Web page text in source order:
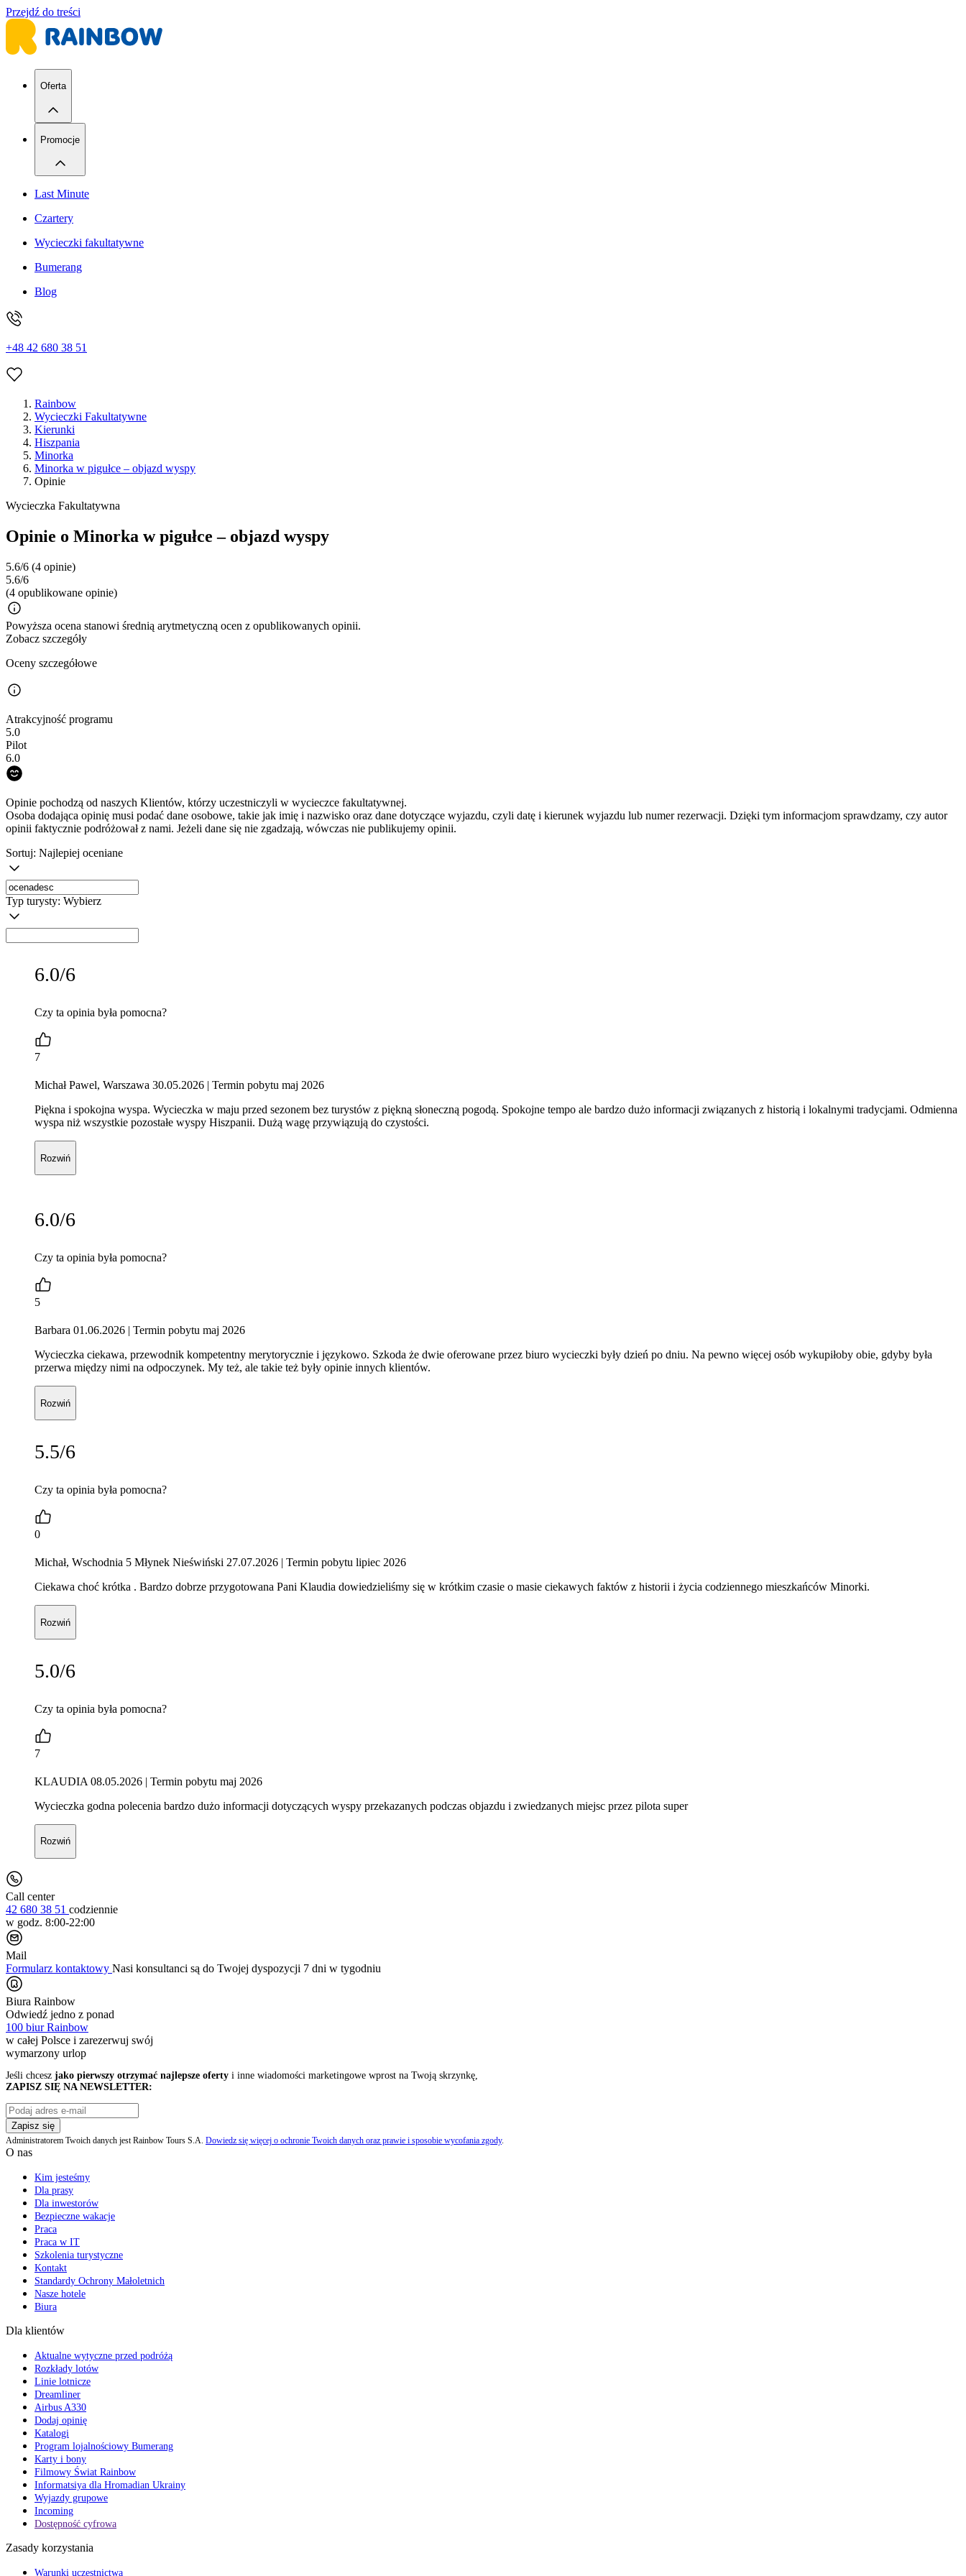
Przejdź do treści
Oferta
Promocje
Last Minute
Czartery
Wycieczki fakultatywne
Bumerang
Blog
+48 42 680 38 51
Rainbow
Wycieczki Fakultatywne
Kierunki
Hiszpania
Minorka
Minorka w pigułce – objazd wyspy
Opinie
Wycieczka Fakultatywna
Opinie o Minorka w pigułce – objazd wyspy
5.6/6 (4 opinie)
5.6/6
(4 opublikowane opinie)
Powyższa ocena stanowi średnią arytmetyczną ocen z opublikowanych opinii.
Zobacz szczegóły
Oceny szczegółowe
Atrakcyjność programu
5.0
Pilot
6.0
Opinie pochodzą od naszych Klientów, którzy uczestniczyli w wycieczce fakultatywnej.
Osoba dodająca opinię musi podać dane osobowe, takie jak imię i nazwisko oraz dane dotyczące wyjazdu, czyli datę i kierunek wyjazdu lub numer rezerwacji. Dzięki tym informacjom sprawdzamy, czy autor
opinii faktycznie podróżował z nami. Jeżeli dane się nie zgadzają, wówczas nie publikujemy opinii.
Sortuj: Najlepiej oceniane
Typ turysty: Wybierz
6.0/6
Czy ta opinia była pomocna?
7
Michał Pawel, Warszawa 30.05.2026 | Termin pobytu maj 2026
Piękna i spokojna wyspa. Wycieczka w maju przed sezonem bez turystów z piękną słoneczną pogodą. Spokojne tempo ale bardzo dużo informacji związanych z historią i lokalnymi tradycjami. Odmienna
wyspa niż wszystkie pozostałe wyspy Hiszpanii. Dużą wagę przywiązują do czystości.
Rozwiń
6.0/6
Czy ta opinia była pomocna?
5
Barbara 01.06.2026 | Termin pobytu maj 2026
Wycieczka ciekawa, przewodnik kompetentny merytorycznie i językowo. Szkoda że dwie oferowane przez biuro wycieczki były dzień po dniu. Na pewno więcej osób wykupiłoby obie, gdyby była
przerwa między nimi na odpoczynek. My też, ale takie też były opinie innych klientów.
Rozwiń
5.5/6
Czy ta opinia była pomocna?
0
Michał, Wschodnia 5 Młynek Nieświński 27.07.2026 | Termin pobytu lipiec 2026
Ciekawa choć krótka . Bardzo dobrze przygotowana Pani Klaudia dowiedzieliśmy się w krótkim czasie o masie ciekawych faktów z historii i życia codziennego mieszkańców Minorki.
Rozwiń
5.0/6
Czy ta opinia była pomocna?
7
KLAUDIA 08.05.2026 | Termin pobytu maj 2026
Wycieczka godna polecenia bardzo dużo informacji dotyczących wyspy przekazanych podczas objazdu i zwiedzanych miejsc przez pilota super
Rozwiń
Call center
42 680 38 51 codziennie
w godz. 8:00-22:00
Mail
Formularz kontaktowy Nasi konsultanci są do Twojej dyspozycji 7 dni w tygodniu
Biura Rainbow
Odwiedź jedno z ponad
100 biur Rainbow
w całej Polsce i zarezerwuj swój
wymarzony urlop
Jeśli chcesz jako pierwszy otrzymać najlepsze oferty i inne wiadomości marketingowe wprost na Twoją skrzynkę,
ZAPISZ SIĘ NA NEWSLETTER:
Zapisz się
Administratorem Twoich danych jest Rainbow Tours S.A. Dowiedz się więcej o ochronie Twoich danych oraz prawie i sposobie wycofania zgody.
O nas
Kim jesteśmy
Dla prasy
Dla inwestorów
Bezpieczne wakacje
Praca
Praca w IT
Szkolenia turystyczne
Kontakt
Standardy Ochrony Małoletnich
Nasze hotele
Biura
Dla klientów
Aktualne wytyczne przed podróżą
Rozkłady lotów
Linie lotnicze
Dreamliner
Airbus A330
Dodaj opinię
Katalogi
Program lojalnościowy Bumerang
Karty i bony
Filmowy Świat Rainbow
Informatsiya dla Hromadian Ukrainy
Wyjazdy grupowe
Incoming
Dostępność cyfrowa
Zasady korzystania
Warunki uczestnictwa